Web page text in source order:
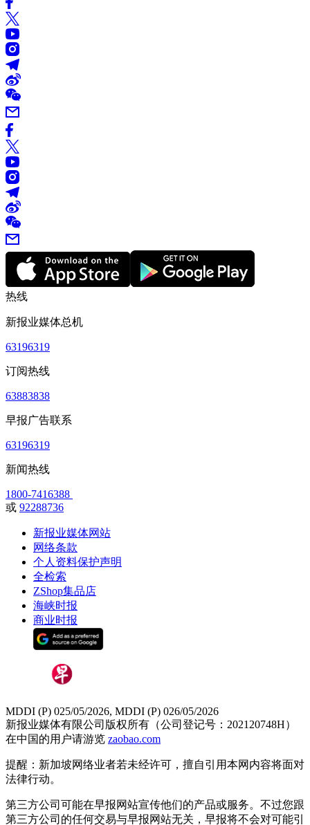
热线
新报业媒体总机
63196319
订阅热线
63883838
早报广告联系
63196319
新闻热线
1800-7416388
或 92288736
新报业媒体网站
网络条款
个人资料保护声明
全检索
ZShop集品店
海峡时报
商业时报
MDDI (P) 025/05/2026, MDDI (P) 026/05/2026
新报业媒体有限公司版权所有（公司登记号：202120748H）
在中国的用户请游览 zaobao.com
提醒：新加坡网络业者若未经许可，擅自引用本网内容将面对
法律行动。
第三方公司可能在早报网站宣传他们的产品或服务。不过您跟
第三方公司的任何交易与早报网站无关，早报将不会对可能引